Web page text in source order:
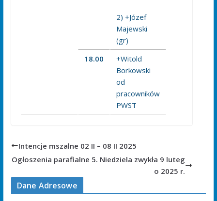
2) +Józef
Majewski
(gr)
18.00
+Witold
Borkowski
od
pracowników
PWST
Intencje mszalne 02 II – 08 II 2025
Ogłoszenia parafialne 5. Niedziela zwykła 9 luteg
o 2025 r.
Dane Adresowe